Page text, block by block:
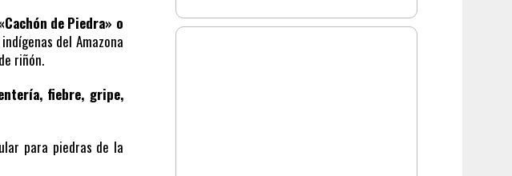
de Piedra» o
del Amazona
riñón.
fiebre, gripe,
para piedras de la